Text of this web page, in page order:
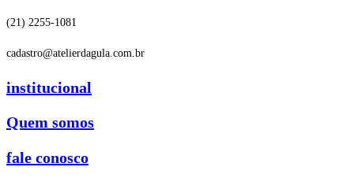
(21) 2255-1081
cadastro@atelierdagula.com.br
institucional
Quem somos
fale conosco